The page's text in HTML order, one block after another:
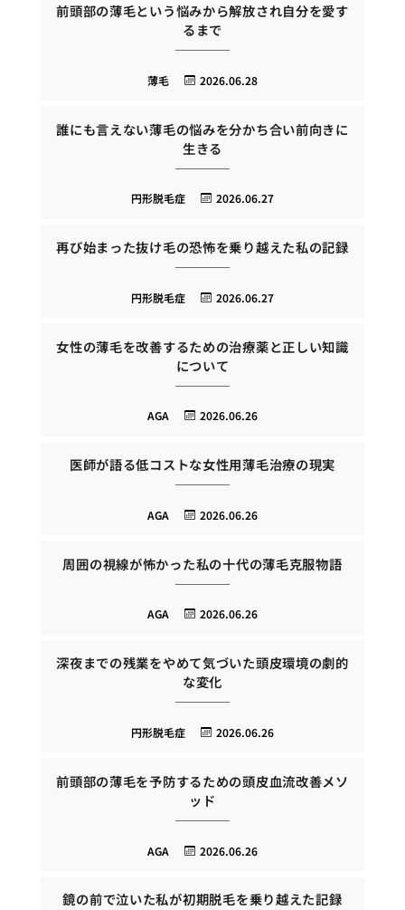
前頭部の薄毛という悩みから解放され自分を愛す
るまで
2026.06.28
薄毛
誰にも言えない薄毛の悩みを分かち合い前向きに
生きる
2026.06.27
円形脱毛症
再び始まった抜け毛の恐怖を乗り越えた私の記録
2026.06.27
円形脱毛症
女性の薄毛を改善するための治療薬と正しい知識
について
2026.06.26
AGA
医師が語る低コストな女性用薄毛治療の現実
2026.06.26
AGA
周囲の視線が怖かった私の十代の薄毛克服物語
2026.06.26
AGA
深夜までの残業をやめて気づいた頭皮環境の劇的
な変化
2026.06.26
円形脱毛症
前頭部の薄毛を予防するための頭皮血流改善メソ
ッド
2026.06.26
AGA
鏡の前で泣いた私が初期脱毛を乗り越えた記録